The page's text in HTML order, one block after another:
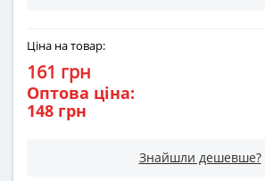
Ціна на товар:
161 грн
Оптова ціна:
148 грн
Знайшли дешевше?